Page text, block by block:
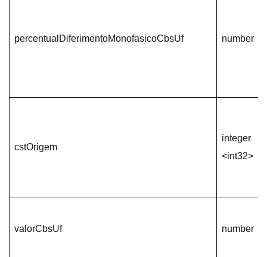
percentualDiferimentoMonofasicoCbsUf number
cstOrigem
integer
<int32>
valorCbsUf number